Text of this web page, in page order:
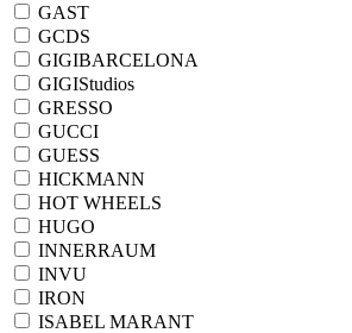
GAST
GCDS
GIGIBARCELONA
GIGIStudios
GRESSO
GUCCI
GUESS
HICKMANN
HOT WHEELS
HUGO
INNERRAUM
INVU
IRON
ISABEL MARANT